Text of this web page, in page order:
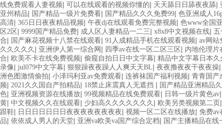
线免费观看人妻视频| 可以在线观看的视频你懂的| 天天舔日日舔夜夜舔|
亚州精品| 国产精品一级片免费看| 国产精品久久久免费99| 色亚洲成人
高清| 365日日夜夜精品视频| 午夜dj在线观看免费完整视频| 色www全国
区2区 | 9999国产精品免费| 成人区人妻精品一二三| x8x8中文视频在线|
合| 国产麻花视频十八禁在线观看| 91人成精品手机在线观看视频| av网站
久久久久久 | 亚洲伊人第一综合网 | 四季av在线一区二区三区 | 内地伦理片
合| 欧美不卡在线免费视频| 偷窥自拍日日中文字幕| 精品中文字幕日本久
录像| jul079中文字幕| 狠狠躁夜夜躁人人爽天天BL| 夜夜撸夜夜干夜夜操
洲色图激情偷拍| 小泽玛利亚av免费观看| 连裤袜国产福利视频| 青青国产
频| 2021久久国自产拍精品| 18禁止床震真人无遮挡 | 国产精品亚洲精品久
色| 亚洲视频资源在线播放| 99视频精品在线免费观看| 日韩一级片黄色av
黄| 中文视频久久在线观看| 少妇高久久久久久久久 | 欧美另类视频第二页
跟鞋| 日日日日日日日夜夜夜夜夜夜夜夜| 视频一区二区在线播放| 免费av
品| 依依成人男人的天堂| 亚洲va欧美va国产综合定档| 国产主播精品在线